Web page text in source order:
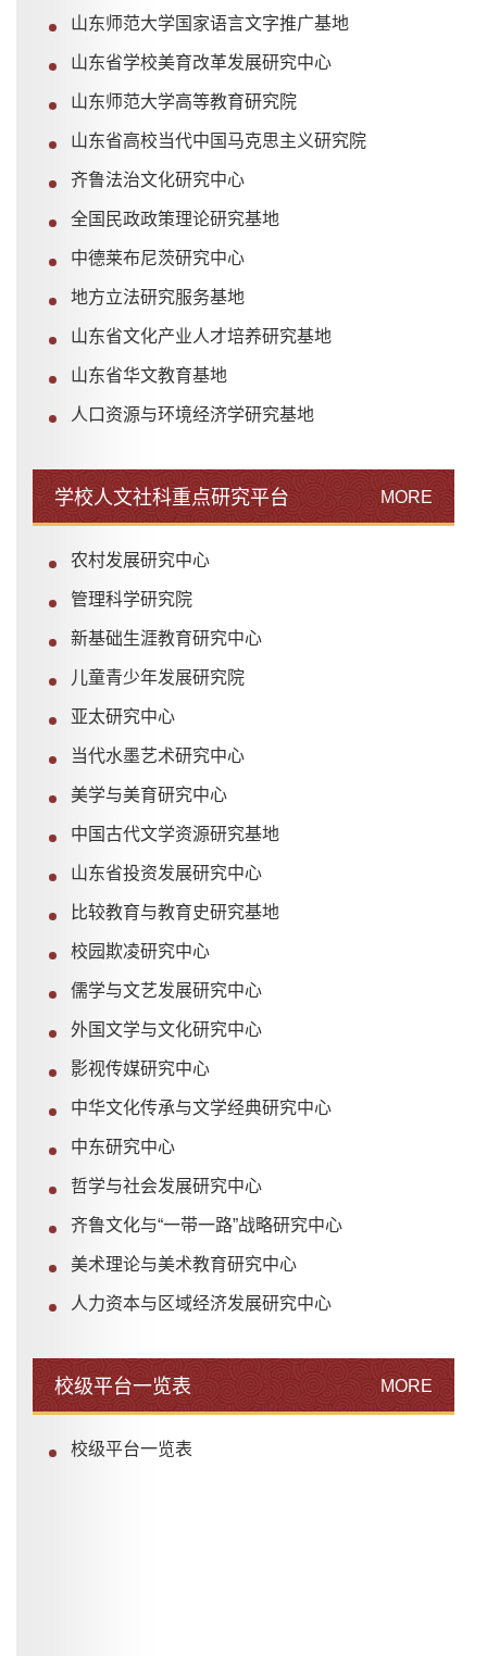
山东师范大学国家语言文字推广基地
山东省学校美育改革发展研究中心
山东师范大学高等教育研究院
山东省高校当代中国马克思主义研究院
齐鲁法治文化研究中心
全国民政政策理论研究基地
中德莱布尼茨研究中心
地方立法研究服务基地
山东省文化产业人才培养研究基地
山东省华文教育基地
人口资源与环境经济学研究基地
学校人文社科重点研究平台 MORE
农村发展研究中心
管理科学研究院
新基础生涯教育研究中心
儿童青少年发展研究院
亚太研究中心
当代水墨艺术研究中心
美学与美育研究中心
中国古代文学资源研究基地
山东省投资发展研究中心
比较教育与教育史研究基地
校园欺凌研究中心
儒学与文艺发展研究中心
外国文学与文化研究中心
影视传媒研究中心
中华文化传承与文学经典研究中心
中东研究中心
哲学与社会发展研究中心
齐鲁文化与“一带一路”战略研究中心
美术理论与美术教育研究中心
人力资本与区域经济发展研究中心
校级平台一览表 MORE
校级平台一览表